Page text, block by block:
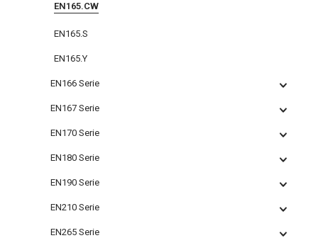
EN165.CW
EN165.S
EN165.Y
EN166 Serie
EN167 Serie
EN170 Serie
EN180 Serie
EN190 Serie
EN210 Serie
EN265 Serie